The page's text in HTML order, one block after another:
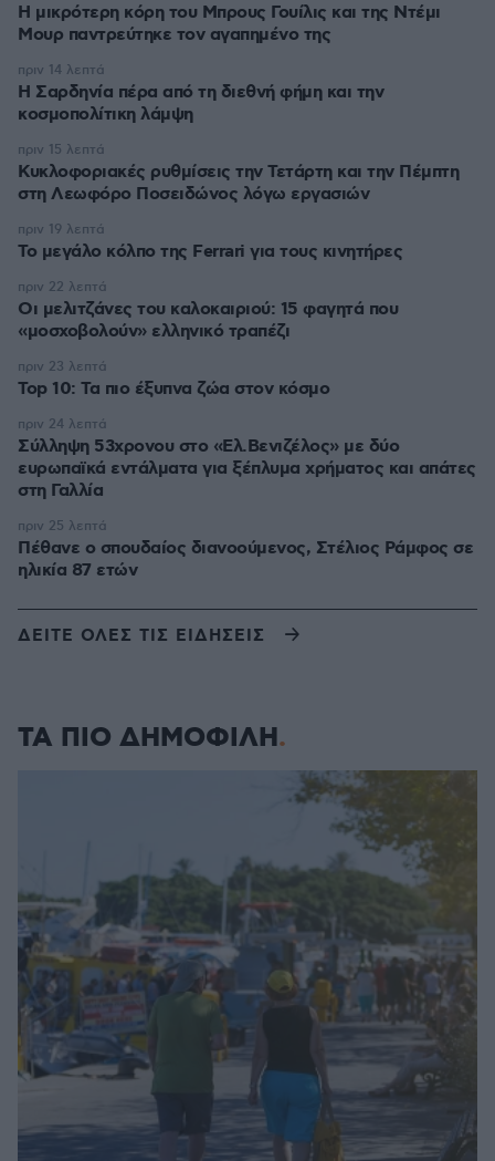
Η μικρότερη κόρη του Μπρους Γουίλις και της Ντέμι
Μουρ παντρεύτηκε τον αγαπημένο της
Η Σαρδηνία πέρα από τη διεθνή φήμη και την
κοσμοπολίτικη λάμψη
πριν 14 λεπτά
Κυκλοφοριακές ρυθμίσεις την Τετάρτη και την Πέμπτη
στη Λεωφόρο Ποσειδώνος λόγω εργασιών
πριν 15 λεπτά
Το μεγάλο κόλπο της Ferrari για τους κινητήρες
πριν 19 λεπτά
Οι μελιτζάνες του καλοκαιριού: 15 φαγητά που
«μοσχοβολούν» ελληνικό τραπέζι
πριν 22 λεπτά
Top 10: Τα πιο έξυπνα ζώα στον κόσμο
πριν 23 λεπτά
Σύλληψη 53χρονου στο «Ελ.Βενιζέλος» με δύο
ευρωπαϊκά εντάλματα για ξέπλυμα χρήματος και απάτες
στη Γαλλία
πριν 24 λεπτά
Πέθανε ο σπουδαίος διανοούμενος, Στέλιος Ράμφος σε
ηλικία 87 ετών
πριν 25 λεπτά
ΔΕΙΤΕ ΟΛΕΣ ΤΙΣ ΕΙΔΗΣΕΙΣ
ΤΑ ΠΙΟ ΔΗΜΟΦΙΛΗ